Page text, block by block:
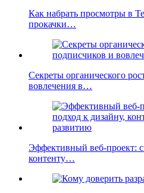
Как набрать просмотры в
прокачки…
Секреты органического
вовлечения в…
Эффективный веб-проект:
контенту…